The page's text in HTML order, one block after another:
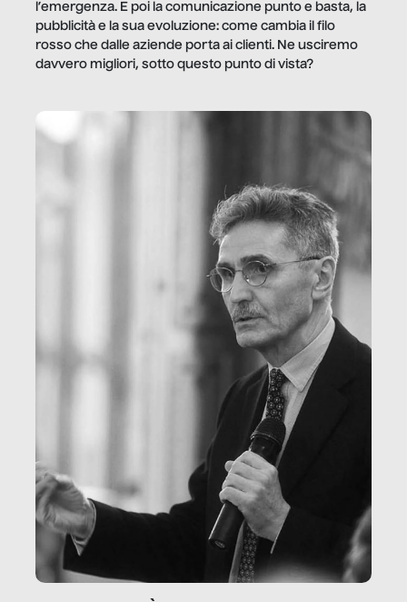
l’emergenza. E poi la comunicazione punto e basta, la
pubblicità e la sua evoluzione: come cambia il filo
rosso che dalle aziende porta ai clienti. Ne usciremo
davvero migliori, sotto questo punto di vista?